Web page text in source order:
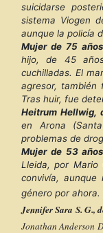
suicidarse
sistema Viogen
aunque la policía
Mujer de 75 años
hijo, de 45
cuchilladas. El
agresor, también
Tras huir, fue
Heitrum Hellwig,
en Arona
problemas de
Mujer de 53 años
Lleida, por Mario
convivía,
género por ahora.
Jennifer Sara S. G.,
Jonathan Anderson